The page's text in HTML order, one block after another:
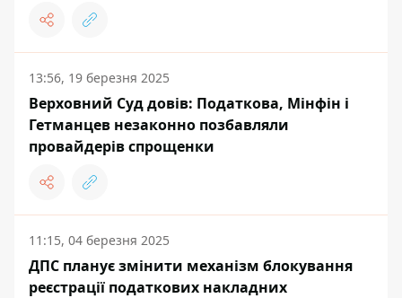
13:56, 19 березня 2025
Верховний Суд довів: Податкова, Мінфін і
Гетманцев незаконно позбавляли
провайдерів спрощенки
11:15, 04 березня 2025
ДПС планує змінити механізм блокування
реєстрації податкових накладних